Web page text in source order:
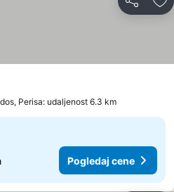
Deli
cene
Perisa: udaljenost 6.3 km
Pogledaj cene